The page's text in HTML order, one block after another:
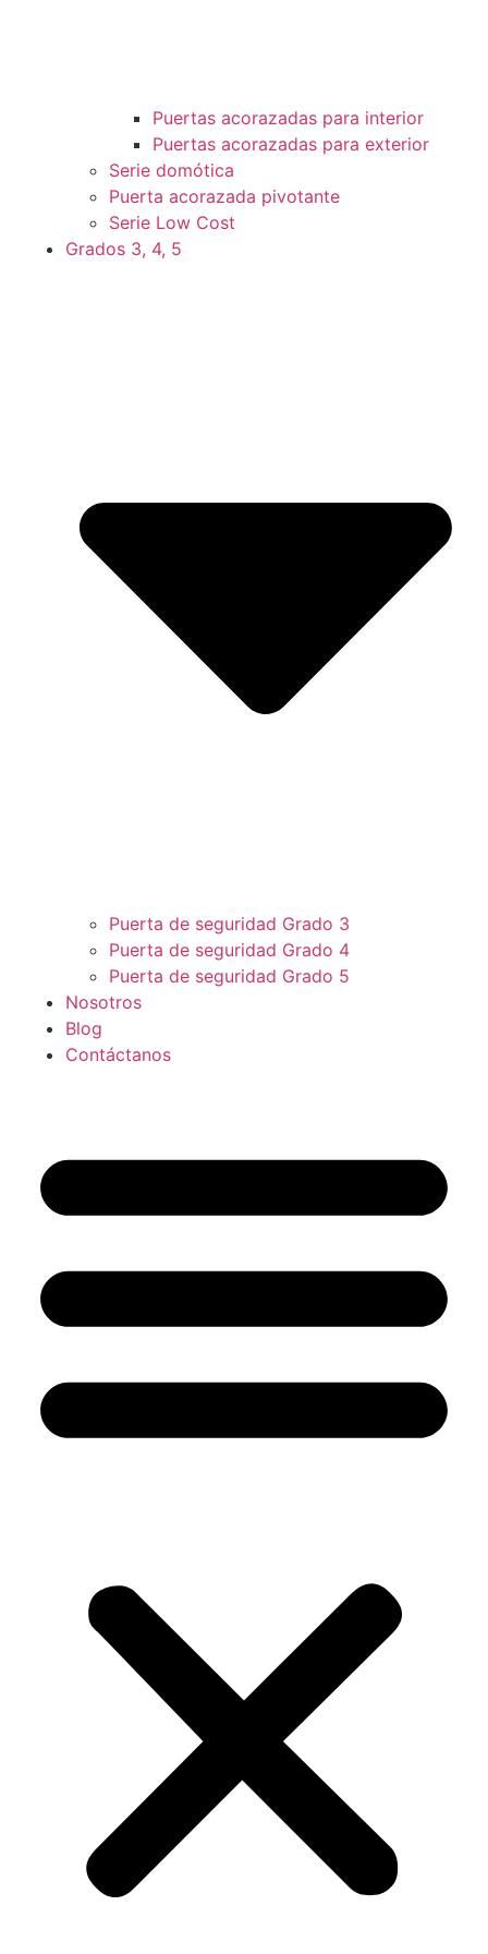
Puertas acorazadas para interior
Puertas acorazadas para exterior
Serie domótica
Puerta acorazada pivotante
Serie Low Cost
Grados 3, 4, 5
Puerta de seguridad Grado 3
Puerta de seguridad Grado 4
Puerta de seguridad Grado 5
Nosotros
Blog
Contáctanos